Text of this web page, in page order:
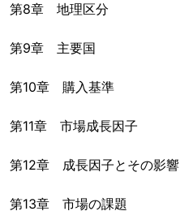
第8章 地理区分
第9章 主要国
第10章 購入基準
第11章 市場成長因子
第12章 成長因子とその影響
第13章 市場の課題